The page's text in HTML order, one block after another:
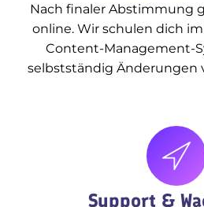
Nach finaler Abstimmung
online. Wir schulen dich
Content-Management-
selbstständig Änderungen
Support &